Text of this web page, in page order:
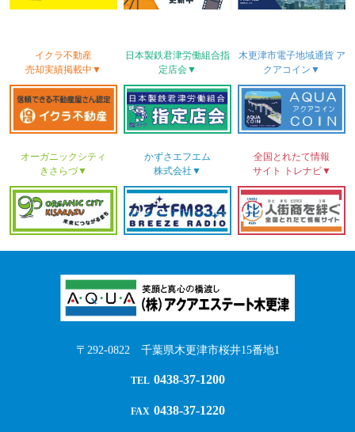
イクラ不動産
売却実績掲載中▼
日本製鉄君津労働組合指
定店会▼
木更津市電子地域通貨ア
クアコイン▼
オーガニックシティ
きさらづ▼
かずさ エフエム
株式会社▼
全国とれたて情報
サイト
トレナビ▼
〒292-0822 千葉県木更津市桜井15番地1
TEL 0438-37-1200
FAX 0438-37-1220